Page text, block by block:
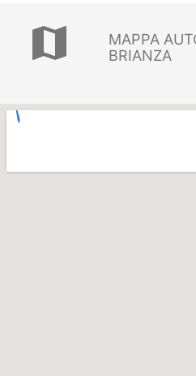
map
MAPPA
BRIANZA